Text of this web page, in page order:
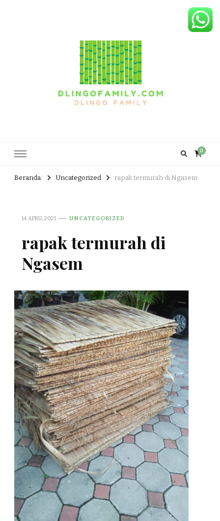
0
Beranda Uncategorized rapak termurah di Ngasem
14 APRIL 2021 UNCATEGORIZED
rapak termurah di
Ngasem